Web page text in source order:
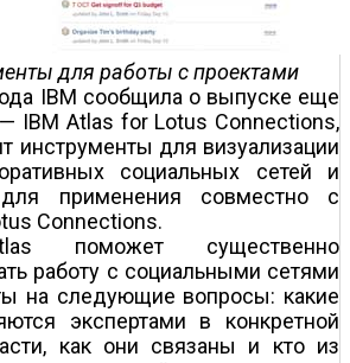
для работы с проектами
IBM сообщила о выпуске еще
IBM Atlas for Lotus Connections,
инструменты для визуализации
социальных сетей и
для применения совместно с
Connections.
поможет существенно
работу с социальными сетями
на следующие вопросы: какие
экспертами в конкретной
как они связаны и кто из